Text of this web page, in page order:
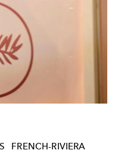
FRENCH-RIVIERA